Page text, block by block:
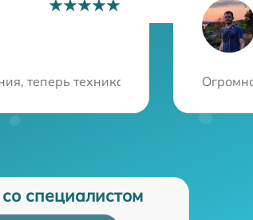
теперь техника функционирует
специалистом